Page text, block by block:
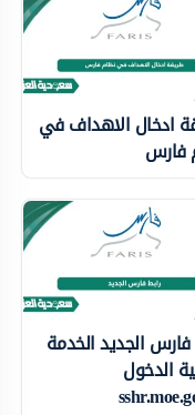
ادخال الاهداف في
فارس
فارس الجديد الخدمة
الدخول